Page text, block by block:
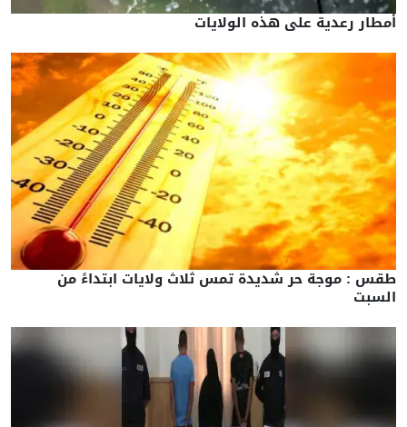
أمطار رعدية على هذه الولايات
طقس : موجة حر شديدة تمس ثلاث ولايات ابتداءً من
السبت